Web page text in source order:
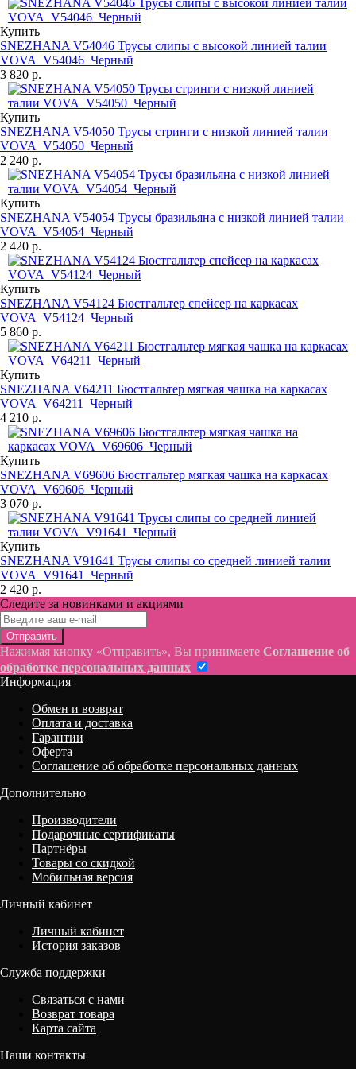
Купить
SNEZHANA V54046 Трусы слипы с высокой линией талии
VOVA_V54046_Черный
3 820 р.
Купить
SNEZHANA V54050 Трусы стринги с низкой линией талии
VOVA_V54050_Черный
2 240 р.
Купить
SNEZHANA V54054 Трусы бразильяна с низкой линией талии
VOVA_V54054_Черный
2 420 р.
Купить
SNEZHANA V54124 Бюстгальтер спейсер на каркасах
VOVA_V54124_Черный
5 860 р.
Купить
SNEZHANA V64211 Бюстгальтер мягкая чашка на каркасах
VOVA_V64211_Черный
4 210 р.
Купить
SNEZHANA V69606 Бюстгальтер мягкая чашка на каркасах
VOVA_V69606_Черный
3 070 р.
Купить
SNEZHANA V91641 Трусы слипы со средней линией талии
VOVA_V91641_Черный
2 420 р.
Следите за новинками и акциями
Отправить
Нажимая кнопку «Отправить», Вы принимаете Соглашение об
обработке персональных данных
Информация
Обмен и возврат
Оплата и доставка
Гарантии
Оферта
Соглашение об обработке персональных данных
Дополнительно
Производители
Подарочные сертификаты
Партнёры
Товары со скидкой
Мобильная версия
Личный кабинет
Личный кабинет
История заказов
Служба поддержки
Связаться с нами
Возврат товара
Карта сайта
Наши контакты